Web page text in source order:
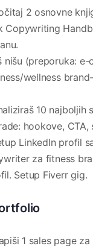
2 osnovne
Copywriting
nišu (preporuka: e-
wellness
10 najboljih
hookove, CTA,
LinkedIn profil
za fitness
Setup Fiverr gig.
1 sales page